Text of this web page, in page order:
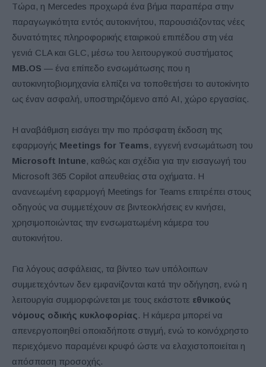
Τώρα, η Mercedes προχωρά ένα βήμα παραπέρα στην
παραγωγικότητα εντός αυτοκινήτου, παρουσιάζοντας νέες
δυνατότητες πληροφορικής εταιρικού επιπέδου στη νέα
γενιά CLA και GLC, μέσω του λειτουργικού συστήματος
MB.OS — ένα επίπεδο ενσωμάτωσης που η
αυτοκινητοβιομηχανία ελπίζει να τοποθετήσει το αυτοκίνητο
ως έναν ασφαλή, υποστηριζόμενο από AI, χώρο εργασίας.
Η αναβάθμιση εισάγει την πιο πρόσφατη έκδοση της
εφαρμογής Meetings for Teams, εγγενή ενσωμάτωση του
Microsoft Intune, καθώς και σχέδια για την εισαγωγή του
Microsoft 365 Copilot απευθείας στα οχήματα. Η
ανανεωμένη εφαρμογή Meetings for Teams επιτρέπει στους
οδηγούς να συμμετέχουν σε βιντεοκλήσεις εν κινήσει,
χρησιμοποιώντας την ενσωματωμένη κάμερα του
αυτοκινήτου.
Για λόγους ασφάλειας, τα βίντεο των υπόλοιπων
συμμετεχόντων δεν εμφανίζονται κατά την οδήγηση, ενώ η
λειτουργία συμμορφώνεται με τους εκάστοτε εθνικούς
νόμους οδικής κυκλοφορίας . Η κάμερα μπορεί να
απενεργοποιηθεί οποιαδήποτε στιγμή, ενώ το κοινόχρηστο
περιεχόμενο παραμένει κρυφό ώστε να ελαχιστοποιείται η
απόσπαση προσοχής.